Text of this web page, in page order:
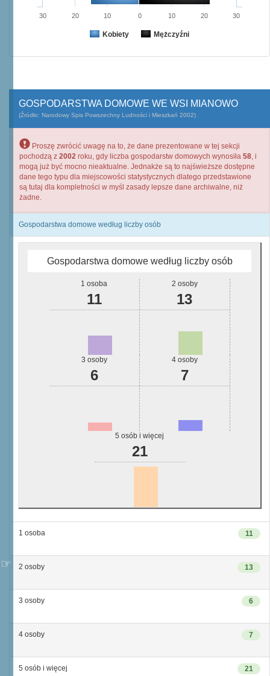
Kobiety Mężczyźni
30 20 10 0 10 20 30
GOSPODARSTWA DOMOWE WE WSI MIANOWO
(Źródło: Narodowy Spis Powszechny Ludności i Mieszkań 2002)
Proszę zwrócić uwagę na to, że dane prezentowane w tej sekcji
pochodzą z 2002 roku, gdy liczba gospodarstw domowych wynosiła 58, i
mogą już być mocno nieaktualne. Jednakże są to najświeższe dostępne
dane tego typu dla miejscowości statystycznych dlatego przedstawione
są tutaj dla kompletności w myśl zasady lepsze dane archiwalne, niż
żadne.
Gospodarstwa domowe według liczby osób
Gospodarstwa domowe według liczby osób
1 osoba
11
2 osoby
13
3 osoby
6
4 osoby
7
5 osób i więcej
21
11
1 osoba
13
2 osoby
6
3 osoby
7
4 osoby
21
5 osób i więcej